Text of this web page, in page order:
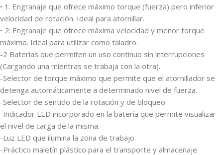
• 1: Engranaje que ofrece máximo torque (fuerza) pero inferior
velocidad de rotación. Ideal para atornillar.
• 2: Engranaje que ofrece máxima velocidad y menor torque
máximo. Ideal para utilizar como taladro.
-2 Baterías que permiten un uso continuo sin interrupciones
(Cargando una mientras se trabaja con la otra).
-Selector de torque máximo que permite que el atornillador se
detenga automáticamente a determinado nivel de fuerza.
-Selector de sentido de la rotación y de bloqueo.
-Indicador LED incorporado en la batería que permite visualizar
el nivel de carga de la misma.
-Luz LED que ilumina la zona de trabajo.
-Práctico maletín plástico para el transporte y almacenaje.